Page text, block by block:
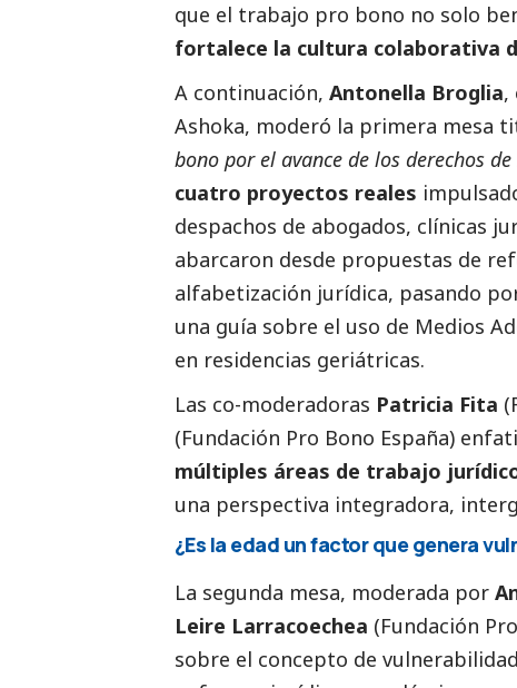
que el trabajo pro bono no solo
fortalece la cultura colaborativa
A continuación, Antonella Broglia,
Ashoka, moderó la primera mesa
bono por el avance de los derechos
cuatro proyectos reales
despachos de abogados, clínicas
abarcaron desde propuestas de
alfabetización jurídica, pasando
una guía sobre el uso de Medios
en residencias geriátricas.
Las co-moderadoras Patricia Fita
(Fundación Pro Bono España)
múltiples áreas de trabajo
una perspectiva integradora,
¿Es la edad un factor que genera
La segunda mesa, moderada por
Leire Larracoechea (Fundación
sobre el concepto de